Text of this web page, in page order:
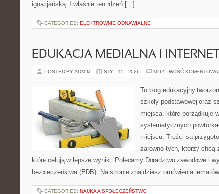
ignacjańską. I właśnie ten rdzeń […]
CATEGORIES: ELEKTROWNIE ODNAWIALNE
EDUKACJA MEDIALNA I
POSTED BY ADMIN STY - 15 - 2026 MOŻLIWOŚĆ
To blog edukacyjny
szkoły podstawowej oraz
miejsca, które porządkuje
systematycznych
miejscu. Treści są
zarówno tych, którzy chcą
które celują w lepsze wyniki. Polecamy Doradztwo zawodowe i
bezpieczeństwa (EDB). Na stronie znajdziesz omówienia
CATEGORIES: NAUKA A SPOŁECZEŃSTWO